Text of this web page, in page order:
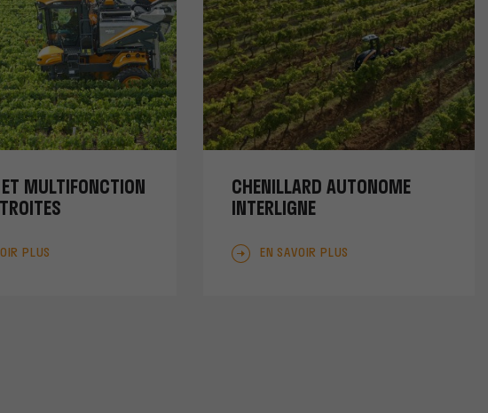
ET MULTIFONCTION
PLUS
CHENILLARD AUTONOME
INTERLIGNE
EN SAVOIR PLUS